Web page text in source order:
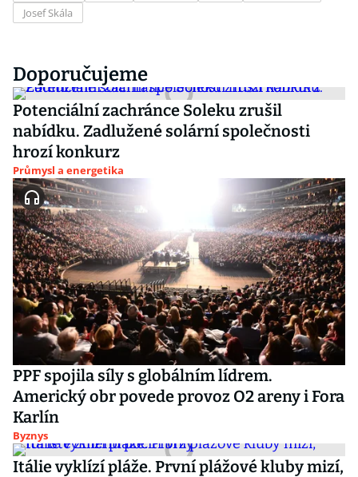
Josef Skála
Doporučujeme
Potenciální zachránce Soleku zrušil
nabídku. Zadlužené solární společnosti
hrozí konkurz
Průmysl a energetika
PPF spojila síly s globálním lídrem.
Americký obr povede provoz O2 areny i Fora
Karlín
Byznys
Itálie vyklízí pláže. První plážové kluby mizí,